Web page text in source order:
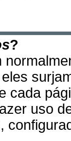
?
cada
uso